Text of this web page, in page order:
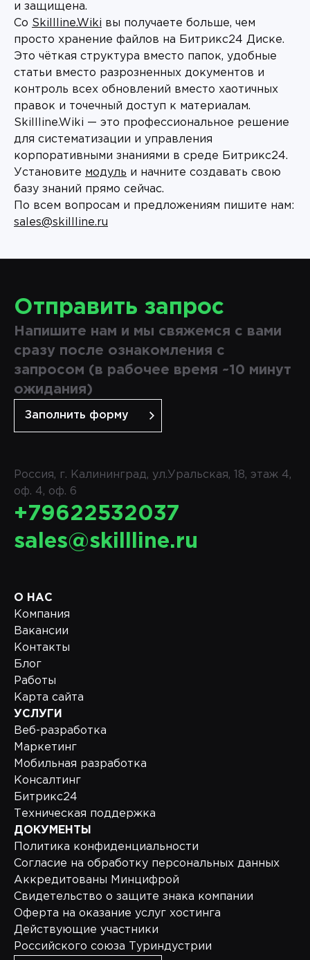
и защищена.
Со Skillline.Wiki вы получаете больше, чем
просто хранение файлов на Битрикс24 Диске.
Это чёткая структура вместо папок, удобные
статьи вместо разрозненных документов и
контроль всех обновлений вместо хаотичных
правок и точечный доступ к материалам.
Skillline.Wiki — это профессиональное решение
для систематизации и управления
корпоративными знаниями в среде Битрикс24.
Установите модуль и начните создавать свою
базу знаний прямо сейчас.
По всем вопросам и предложениям пишите нам:
sales@skillline.ru
Отправить запрос
Напишите нам и мы свяжемся с вами
сразу после ознакомления с
запросом (в рабочее время ~10 минут
ожидания)
Заполнить форму
Россия, г. Калининград, ул.Уральская, 18, этаж 4,
оф. 4, оф. 6
+79622532037
sales@skillline.ru
О НАС
Компания
Вакансии
Контакты
Блог
Работы
Карта сайта
УСЛУГИ
Веб-разработка
Маркетинг
Мобильная разработка
Консалтинг
Битрикс24
Техническая поддержка
ДОКУМЕНТЫ
Политика конфиденциальности
Согласие на обработку персональных данных
Аккредитованы Минцифрой
Свидетельство о защите знака компании
Оферта на оказание услуг хостинга
Действующие участники
Российского союза Туриндустрии